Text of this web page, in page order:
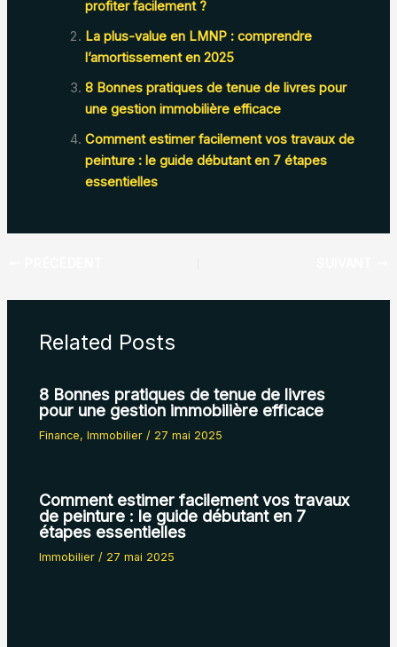
profiter facilement ?
La plus-value en LMNP : comprendre
l’amortissement en 2025
8 Bonnes pratiques de tenue de livres pour
une gestion immobilière efficace
Comment estimer facilement vos travaux de
peinture : le guide débutant en 7 étapes
essentielles
Related Posts
8 Bonnes pratiques de tenue de livres
pour une gestion immobilière efficace
Finance,Immobilier / 27 mai 2025
Comment estimer facilement vos travaux
de peinture : le guide débutant en 7
étapes essentielles
Immobilier / 27 mai 2025